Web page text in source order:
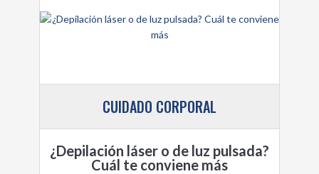
CUIDADO CORPORAL
¿Depilación láser o de luz pulsada?
Cuál te conviene más